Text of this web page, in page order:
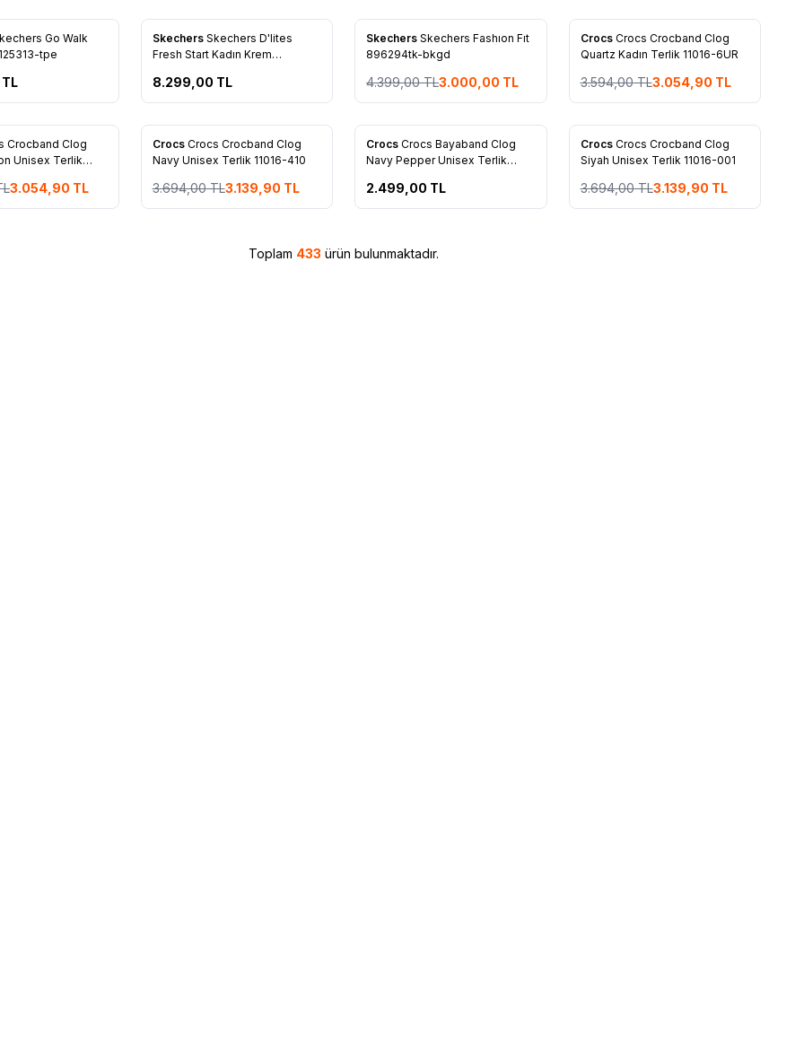
Ekle
Go Walk
tpe
TL
Yeni
Favorilere Ekle
Skechers Skechers D'lites
Fresh Start Kadın Krem
8.299,00 TL
%32
Favorilere Ekle
Skechers Skechers Fashıon Fıt
896294tk-bkgd
4.399,00TL3.000,00 TL
%15
Favorilere Ekle
Crocs Crocs Crocband Clog
Quartz Kadın Terlik 11016-6UR
3.594,00TL3.054,90 TL
Ekle
Crocband Clog
Unisex Terlik
3.054,90 TL
%15
Favorilere Ekle
Crocs Crocs Crocband Clog
Navy Unisex Terlik 11016-410
3.694,00TL3.139,90 TL
Favorilere Ekle
13
Crocs Crocs Bayaband Clog
Navy Pepper Unisex Terlik
2.499,00 TL
%15
Favorilere Ekle
Crocs Crocs Crocband Clog
Siyah Unisex Terlik 11016-001
3.694,00TL3.139,90 TL
Toplam 433 ürün bulunmaktadır.